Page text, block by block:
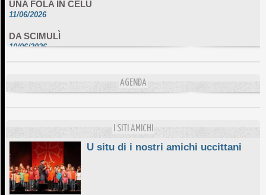
11/06/2026
10/06/2026
E STELLE DI BASTIA
AGENDA
I SITI AMICHI
U situ di i nostri amichi uccittani